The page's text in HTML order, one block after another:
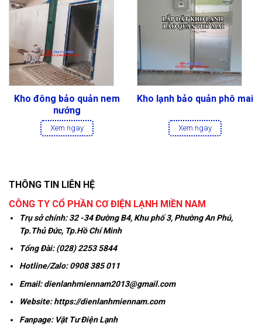
Kho đông bảo quản nem
nướng
Xem ngay
Kho lạnh bảo quản phô mai
Xem ngay
THÔNG TIN LIÊN HỆ
CÔNG TY CỔ PHẦN CƠ ĐIỆN LẠNH MIỀN NAM
Trụ sở chính:32 -34 Đường B4, Khu phố 3, Phường An Phú,
Tp.Thủ Đức, Tp.Hồ Chí Minh
Tổng Đài: (028) 2253 5844
Hotline/Zalo:0908 385 011
Email:dienlanhmiennam2013@gmail.com
Website:https://dienlanhmiennam.com
Fanpage: Vật Tư Điện Lạnh